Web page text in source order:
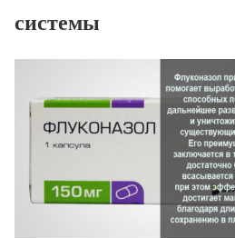
системы